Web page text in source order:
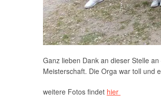
Ganz lieben Dank an dieser Stelle
Meisterschaft. Die Orga war toll und
weitere Fotos findet hier